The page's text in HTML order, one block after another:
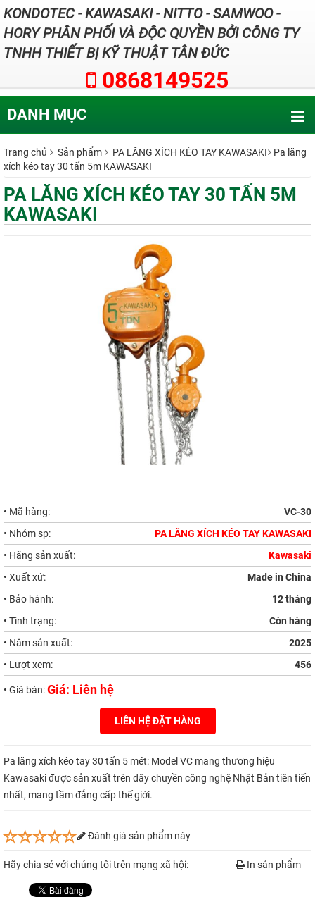
KONDOTEC - KAWASAKI - NITTO - SAMWOO -
HORY PHÂN PHỐI VÀ ĐỘC QUYỀN BỞI CÔNG TY
TNHH THIẾT BỊ KỸ THUẬT TÂN ĐỨC
0868149525
DANH MỤC
Trang chủ Sản phẩm PA LĂNG XÍCH KÉO TAY KAWASAKI
Pa lăng
xích kéo tay 30 tấn 5m KAWASAKI
PA LĂNG XÍCH KÉO TAY 30 TẤN 5M
KAWASAKI
• Mã hàng:
VC-30
• Nhóm sp:
PA LĂNG XÍCH KÉO TAY KAWASAKI
• Hãng sản xuất:
Kawasaki
• Xuất xứ:
Made in China
• Bảo hành:
12 tháng
• Tình trạng:
Còn hàng
• Năm sản xuất:
2025
• Lượt xem:
456
• Giá bán:Giá: Liên hệ
LIÊN HỆ ĐẶT HÀNG
Pa lăng xích kéo tay 30 tấn 5 mét: Model VC mang thương hiệu
Kawasaki được sản xuất trên dây chuyền công nghệ Nhật Bản tiên tiến
nhất, mang tầm đẳng cấp thế giới.
Đánh giá sản phẩm này
In sản phẩm
Hãy chia sẻ với chúng tôi trên mạng xã hội: